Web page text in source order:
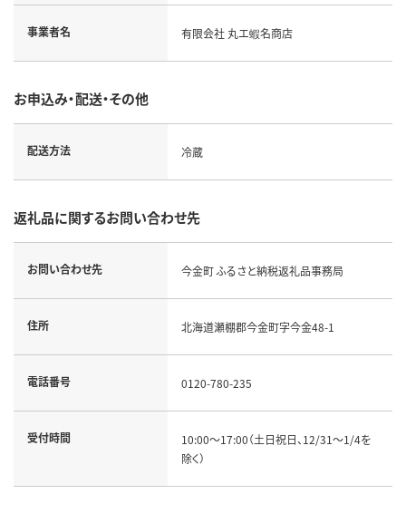
事業者名 有限会社 丸エ蝦名商店
お申込み・配送・その他
配送方法 冷蔵
返礼品に関するお問い合わせ先
お問い合わせ先 今金町 ふるさと納税返礼品事務局
住所 北海道瀬棚郡今金町字今金48-1
電話番号 0120-780-235
受付時間
10:00～17:00（土日祝日、12/31～1/4を
除く）